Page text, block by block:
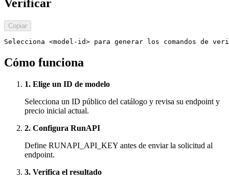
Verificar
Copiar
Selecciona <model-id> para generar los comandos de
Cómo funciona
1. Elige un ID de modelo
Selecciona un ID público del catálogo y revisa su endpoint y
precio inicial actual.
2. Configura RunAPI
Define RUNAPI_API_KEY antes de enviar la solicitud al
endpoint.
3. Verifica el resultado